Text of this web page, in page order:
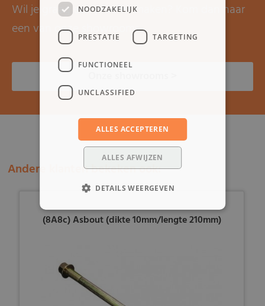
Wil je graag een proefrit maken? Kom dan naar
een van onze showrooms.
Andere klanten bekeken ook:
(8A8c) Asbout (dikte 10mm/lengte 210mm)
NOODZAKELIJK
PRESTATIE TARGETING
FUNCTIONEEL
UNCLASSIFIED
ALLES ACCEPTEREN
ALLES AFWIJZEN
DETAILS WEERGEVEN